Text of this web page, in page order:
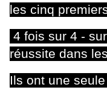
les cinq
4 fois sur 4 -
réussite dans
Ils ont une